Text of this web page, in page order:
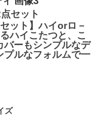
セット
ット】ハイorロ－
ハイこたつと、こ
バーもシンプルなデ
プルなフォルムで一
ズ